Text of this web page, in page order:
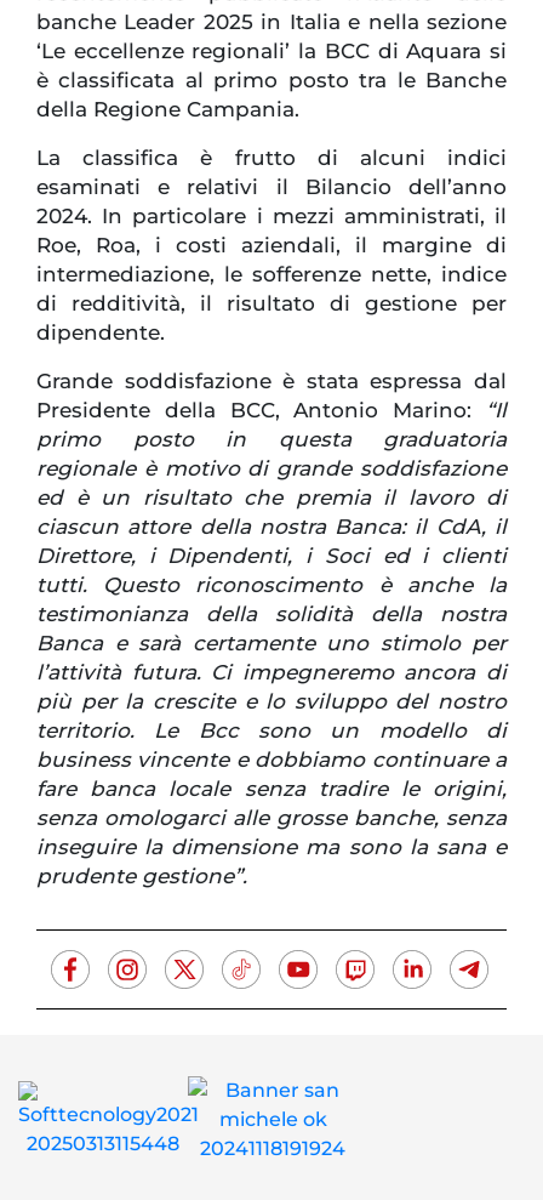
banche Leader 2025 in Italia e nella sezione
‘Le eccellenze regionali’ la BCC di Aquara si
è classificata al primo posto tra le Banche
della Regione Campania.
La classifica è frutto di alcuni indici
esaminati e relativi il Bilancio dell’anno
2024. In particolare i mezzi amministrati, il
Roe, Roa, i costi aziendali, il margine di
intermediazione, le sofferenze nette, indice
di redditività, il risultato di gestione per
dipendente.
Grande soddisfazione è stata espressa dal
Presidente della BCC, Antonio Marino:
“Il
primo posto in questa graduatoria
regionale è motivo di grande soddisfazione
ed è un risultato che premia il lavoro di
ciascun attore della nostra Banca: il CdA, il
Direttore, i Dipendenti, i Soci ed i clienti
tutti. Questo riconoscimento è anche la
testimonianza della solidità della nostra
Banca e sarà certamente uno stimolo per
l’attività futura. Ci impegneremo ancora di
più per la crescite e lo sviluppo del nostro
territorio. Le Bcc sono un modello di
business vincente e dobbiamo continuare a
fare banca locale senza tradire le origini,
senza omologarci alle grosse banche, senza
inseguire la dimensione ma sono la sana e
prudente gestione”.